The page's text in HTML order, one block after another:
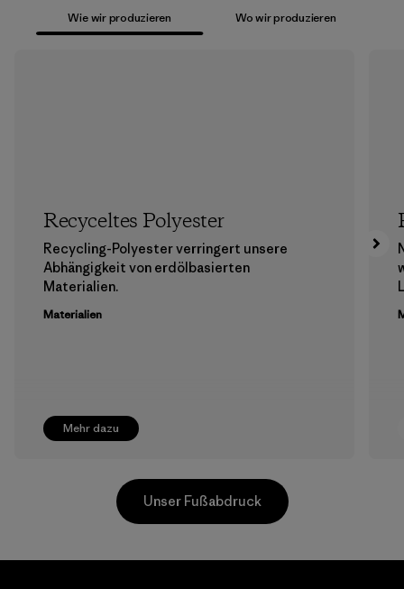
Wie wir produzieren Wo wir produzieren
Mehr dazu
Recyceltes Polyester
Recycling-Polyester verringert unsere
Abhängigkeit von erdölbasierten
Materialien.
Materialien
Unser Fußabdruck